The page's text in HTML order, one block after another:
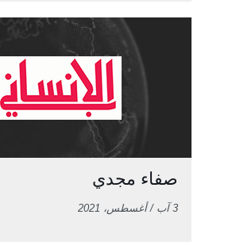
صفاء مجدي
3 آب / أغسطس، 2021